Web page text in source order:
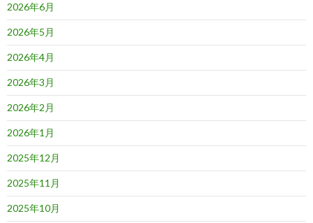
2026年6月
2026年5月
2026年4月
2026年3月
2026年2月
2026年1月
2025年12月
2025年11月
2025年10月